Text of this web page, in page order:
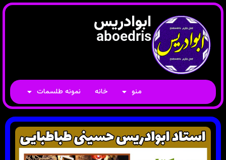
ابوادریس
aboedris
منو خانه نمونه طلسمات